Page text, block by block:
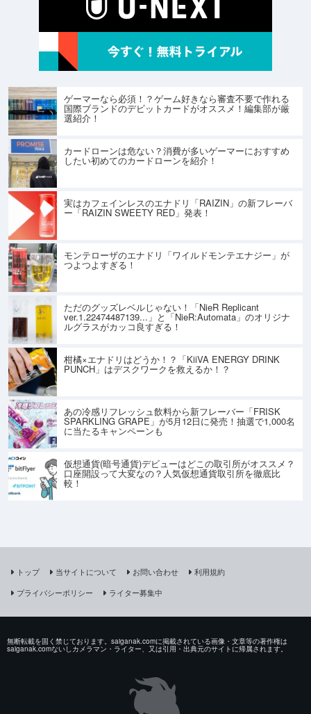
ゲーマーなら必須！？ゲーム好きなら審査不要で作れる
国際ブランドのデビットカードがオススメ！編集部が厳
選紹介！
カードローンは危ない？消費が多いゲーマーにおすすめ
したい初めてのカードローンを紹介！
実はカフェインレスのエナドリ「RAIZIN」の新フレーバ
ー「RAIZIN SWEETY RED」発表！
モンテローザのエナドリ「ワイルドモンテエナジー」が
つよつよすぎる！
ただのグッズレベルじゃない！「NieR Replicant
ver.1.22474487139...」と「NieR:Automata」のオリジナ
ルグラスがカッコ良すぎる！
柑橘×エナドリはどうか！？「KiiVA ENERGY DRINK
PUNCH」はデスクワークを救えるか！？
あの冷感リフレッシュ飲料から新フレーバー「FRISK
SPARKLING GRAPE」が5月12日に発売！抽選で1,000名
に当たるキャンペーンも
仮想通貨(暗号通貨)デビューはどこの取引所がオススメ？
口座開設って大変なの？人気仮想通貨取引所を徹底比
較！
トップ 当サイトについて お問い合わせ
利用規約
プライバシーポリシー
ライター募集中
無断転載を固く禁じております。saiganak.comに掲載されている画像・文章等の著作権は
saiganak.comないしカメラマン・ライター、又は引用・出典元のサイトに帰属されます。